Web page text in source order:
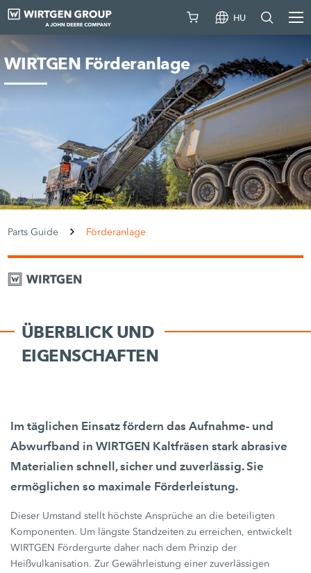
HU
WIRTGEN Förderanlage
Parts Guide Förderanlage
ÜBERBLICK UND
EIGENSCHAFTEN
Im täglichen Einsatz fördern das Aufnahme- und
Abwurfband in WIRTGEN Kaltfräsen stark abrasive
Materialien schnell, sicher und zuverlässig. Sie
ermöglichen so maximale Förderleistung.
Dieser Umstand stellt höchste Ansprüche an die beteiligten
Komponenten. Um längste Standzeiten zu erreichen, entwickelt
WIRTGEN Fördergurte daher nach dem Prinzip der
Heißvulkanisation. Zur Gewährleistung einer zuverlässigen